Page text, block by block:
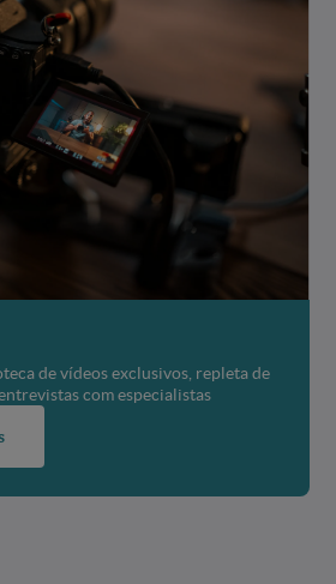
de vídeos exclusivos, repleta de
com especialistas